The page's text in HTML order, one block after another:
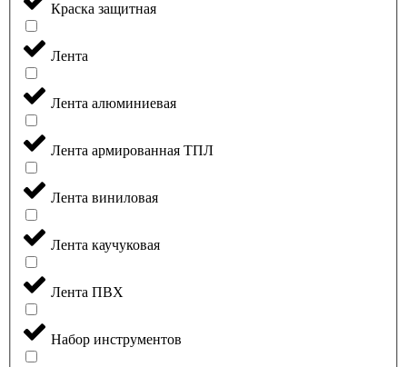
Краска защитная
Лента
Лента алюминиевая
Лента армированная ТПЛ
Лента виниловая
Лента каучуковая
Лента ПВХ
Набор инструментов